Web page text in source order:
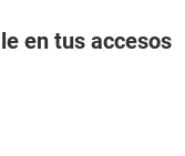
en tus accesos